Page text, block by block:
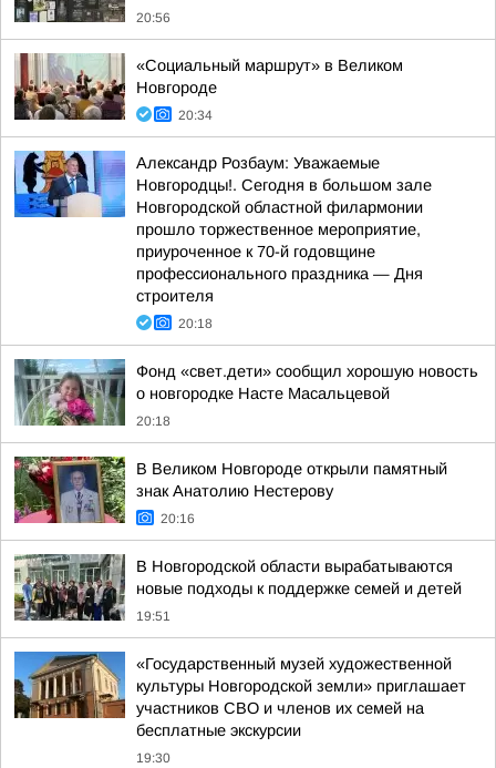
20:56
«Социальный маршрут» в Великом
Новгороде
20:34
Александр Розбаум: Уважаемые
Новгородцы!. Сегодня в большом зале
Новгородской областной филармонии
прошло торжественное мероприятие,
приуроченное к 70-й годовщине
профессионального праздника — Дня
строителя
20:18
Фонд «свет.дети» сообщил хорошую новость
о новгородке Насте Масальцевой
20:18
В Великом Новгороде открыли памятный
знак Анатолию Нестерову
20:16
В Новгородской области вырабатываются
новые подходы к поддержке семей и детей
19:51
«Государственный музей художественной
культуры Новгородской земли» приглашает
участников СВО и членов их семей на
бесплатные экскурсии
19:30